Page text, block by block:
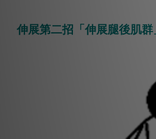
伸展第二招「伸展腿後肌群